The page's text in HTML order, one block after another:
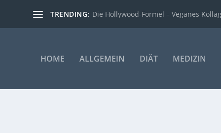
TRENDING: Die Hollywood-Formel – Veganes
HOME ALLGEMEIN DIÄT MEDIZIN